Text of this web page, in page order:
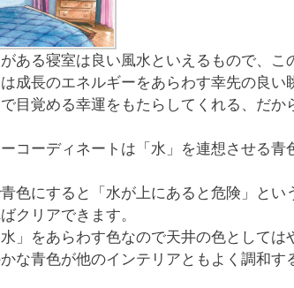
ある寝室は良い風水といえるもので、こ
成長のエネルギーをあらわす幸先の良い
目覚める幸運をもたらしてくれる、だ
コーディネートは「水」を連想させる
色にすると「水が上にあると危険」と
クリアできます。
」をあらわす色なので天井の色としては
な青色が他のインテリアともよく調和す